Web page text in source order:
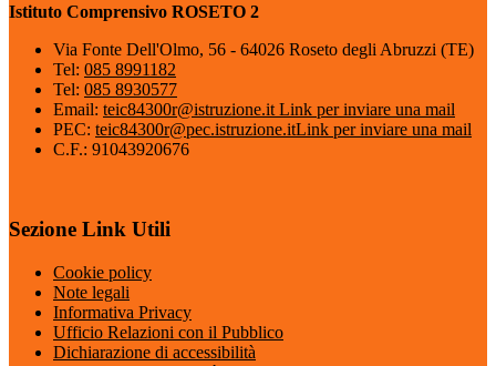
Istituto Comprensivo ROSETO 2
Via Fonte Dell'Olmo, 56 - 64026 Roseto degli Abruzzi (TE)
Tel: 085 8991182
Tel: 085 8930577
Email: teic84300r@istruzione.it Link per inviare una mail
PEC: teic84300r@pec.istruzione.itLink per inviare una mail
C.F.: 91043920676
Sezione Link Utili
Cookie policy
Note legali
Informativa Privacy
Ufficio Relazioni con il Pubblico
Dichiarazione di accessibilità